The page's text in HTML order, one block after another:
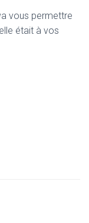
vous permettre
était à vos